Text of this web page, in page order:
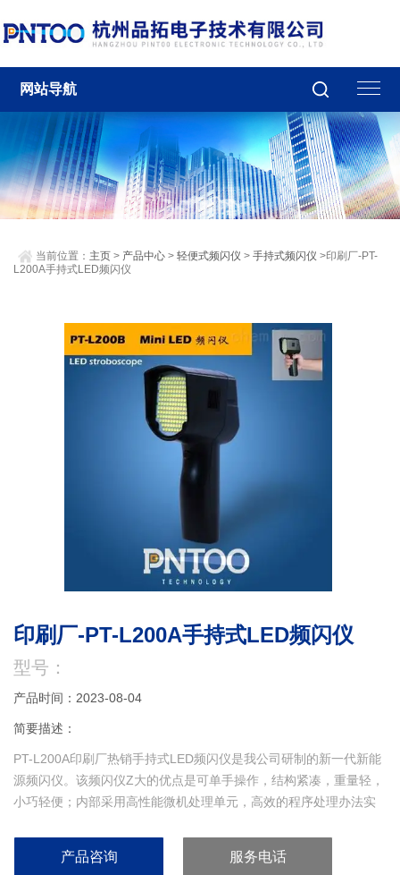
网站导航
当前位置： 主页 > 产品中心 >轻便式频闪仪 >手持式频闪仪 >印刷厂-PT-
L200A手持式LED频闪仪
印刷厂-PT-L200A手持式LED频闪仪
型号：
产品时间：2023-08-04
简要描述：
PT-L200A印刷厂热销手持式LED频闪仪是我公司研制的新一代新能
源频闪仪。该频闪仪Z大的优点是可单手操作，结构紧凑，重量轻，
小巧轻便；内部采用高性能微机处理单元，高效的程序处理办法实
PT-L200A手持式LED频闪仪】
产品咨询 服务电话